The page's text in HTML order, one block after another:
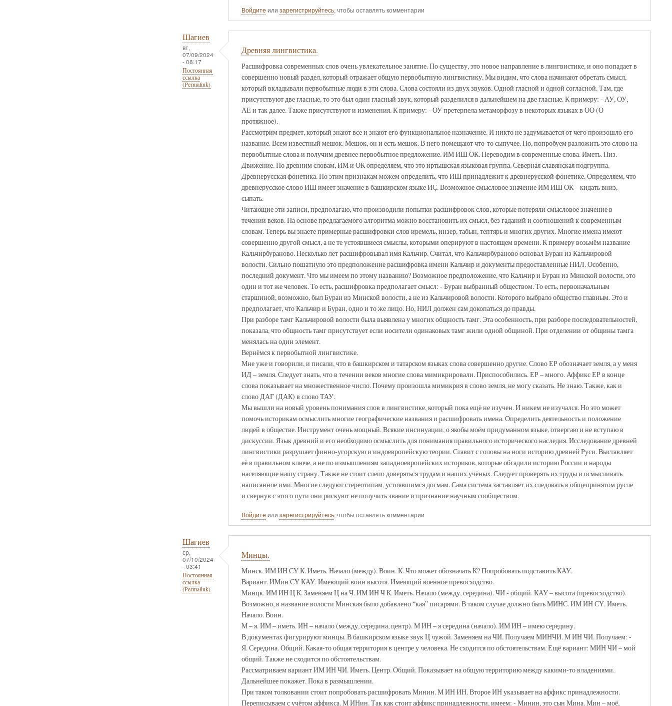
Войдите или зарегистрируйтесь, чтобы оставлять комментарии
Шагиев
вт,
07/09/2024
- 08:17
Постоянная
ссылка
(Permalink)
Древняя лингвистика.
Расшифровка современных слов очень увлекательное занятие. По существу, это новое направление в лингвистике, и оно попадает в
совершенно новый раздел, который отражает общую первобытную лингвистику. Мы видим, что слова начинают обретать смысл,
который вкладывали первобытные люди в эти слова. Слова состояли из двух звуков. Одной гласной и одной согласной. Там, где
присутствуют две гласные, то это был один гласный звук, который разделился в дальнейшем на две гласные. К примеру: - АУ, ОУ,
АЕ и так далее. Также присутствуют и изменения. К примеру: - ОУ претерпела метаморфозу в некоторых языках в ОО (О
протяжное).
Рассмотрим предмет, который знают все и знают его функциональное назначение. И никто не задумывается от чего произошло его
название. Всем известный мешок. Мешок, он и есть мешок. В него помещают что-то сыпучее. Но, попробуем разложить это слово на
первобытные слова и получим древнее первобытное предложение. ИМ ИШ ОК. Переводим в современные слова. Иметь. Низ.
Движение. По древним словам, ИМ и ОК определяем, что это иртышская языковая группа. Северная славянская подгруппа.
Древнерусская фонетика. По этим признакам можем определить, что ИШ принадлежит к древнерусской фонетике. Определяем, что
древнерусское слово ИШ имеет значение в башкирском языке ИҪ. Возможное смысловое значение ИМ ИШ ОК – кидать вниз,
сыпать.
Читающие эти записи, предполагаю, что производили попытки расшифровок слов, которые потеряли смысловое значение в
течении веков. На основе предлагаемого алгоритма можно восстановить их смысл, без гаданий и соотношений к современным
словам. Теперь вы знаете примерные расшифровки слов иремель, инзер, табын, тептярь и многих других. Многие имена имеют
совершенно другой смысл, а не те устоявшиеся смыслы, которыми оперируют в настоящем времени. К примеру возьмём название
Кальчирбураново. Несколько лет расшифровывал имя Кальчир. Считал, что Кальчирбураново основал Буран из Кальчировой
волости. Сильно пошатнуло это предположение расшифровка имени Кальчир и документы предоставленные НИЛ. Особенно,
последний документ. Что мы имеем по этому названию? Возможное предположение, что Кальчир и Буран из Минской волости, это
один и тот же человек. То есть, расшифровка предполагает смысл: - Буран выбранный обществом. То есть, первоначальным
старшиной, возможно, был Буран из Минской волости, а не из Кальчировой волости. Которого выбрало общество главным. Это и
предполагает, что Кальчир и Буран, одно и то же лицо. Но, НИЛ должен сам докопаться до правды.
При разборе тамг Кальчировой волости была выявлена у многих общность тамг. Эта особенность, при разборе последовательностей,
показала, что общность тамг присутствует если носители одинаковых тамг жили одной общиной. При отделении от общины тамга
менялась на один элемент.
Вернёмся к первобытной лингвистике.
Мне уже и говорили, и писали, что в башкирском и татарском языках слова совершенно другие. Слово ЕР обозначает земля, а у меня
ИД – земля. Следует знать, что в течении веков многие слова мимикрировали. Приспособились. ЕР – много. Аффикс ЕР в конце
слова показывает на множественное число. Почему произошла мимикрия в слово земля, не могу сказать. Не знаю. Также, как и
слово ДАГ (ДАК) в слово ТАУ.
Мы вышли на новый уровень понимания слов в лингвистике, который пока ещё не изучен. И никем не изучался. Но это может
помочь историкам осмыслить многие географические названия и расшифровать имена. Определить деятельность и положение
людей в обществе. Инструмент очень мощный. Всякие инсинуации, о якобы моём придуманном языке, отвергаю и не вступаю в
дискуссии. Язык древний и его необходимо осмыслить для понимания правильного исторического наследия. Исследование древней
лингвистики разрушает финно-угорскую и индоевропейскую теории. Ставит с головы на ноги историю древней Руси. Выставляет
её в правильном ключе, а не по измышлениям западноевропейских историков, которые обгадили историю России и народы
населяющие нашу страну. Также не стоит слепо доверяться трудам и наших учёных. Следует проверять их труды и осмысливать
написанное ими. Многие следуют стереотипам, устоявшимся догмам. Сама система заставляет их следовать в общепринятом русле
и свернув с этого пути они рискуют не получить звание и признание научным сообществом.
Войдите или зарегистрируйтесь, чтобы оставлять комментарии
Шагиев
ср,
07/10/2024
- 03:41
Постоянная
ссылка
(Permalink)
Минцы.
Минск. ИМ ИН СҮ К. Иметь. Начало (между). Воин. К. Что может обозначать К? Попробовать подставить КАУ.
Вариант. ИМин СҮ КАУ. Имеющий воин высота. Имеющий военное превосходство.
Минцк. ИМ ИН Ц К. Заменяем Ц на Ч. ИМ ИН Ч К. Иметь. Начало (между, середина). ЧИ - общий. КАУ – высота (превосходство).
Возможно, в название волости Минская было добавлено “кая” писарями. В таком случае должно быть МИНС. ИМ ИН СҮ. Иметь.
Начало. Воин.
М – я. ИМ – иметь. ИН – начало (между, середина, центр). М ИН – я середина (начало). ИМ ИН – имею середину.
В документах фигурируют минцы. В башкирском языке звук Ц чужой. Заменяем на ЧИ. Получаем МИНЧИ. М ИН ЧИ. Получаем: -
Я. Середина. Общий. Какая-то общая территория в центре у человека. Не сходится по обстоятельствам. Ещё вариант: МИН ЧИ – мой
общий. Также не сходится по обстоятельствам.
Рассматриваем вариант ИМ ИН ЧИ. Иметь. Центр. Общий. Показывает на общую территорию между какими-то владениями.
Дальнейшее покажет. Пока в размышлении.
При таком толковании стоит попробовать расшифровать Минин. М ИН ИН. Второе ИН указывает на аффикс принадлежности.
Переписываем с учётом аффикса. М ИНин. Так как стоит аффикс принадлежности, имеем: - Минин, это сын Мина. Мин – моё,